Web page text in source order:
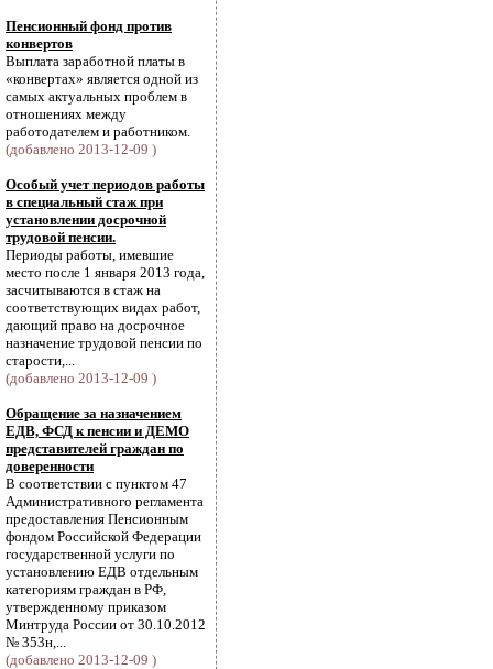
Пенсионный фонд против
конвертов
Выплата заработной платы в
«конвертах» является одной из
самых актуальных проблем в
отношениях между
работодателем и работником.
(добавлено 2013-12-09 )
Особый учет периодов работы
в специальный стаж при
установлении досрочной
трудовой пенсии.
Периоды работы, имевшие
место после 1 января 2013 года,
засчитываются в стаж на
соответствующих видах работ,
дающий право на досрочное
назначение трудовой пенсии по
старости,...
(добавлено 2013-12-09 )
Обращение за назначением
ЕДВ, ФСД к пенсии и ДЕМО
представителей граждан по
доверенности
В соответствии с пунктом 47
Административного регламента
предоставления Пенсионным
фондом Российской Федерации
государственной услуги по
установлению ЕДВ отдельным
категориям граждан в РФ,
утвержденному приказом
Минтруда России от 30.10.2012
№ 353н,...
(добавлено 2013-12-09 )